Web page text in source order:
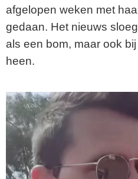
afgelopen weken met
gedaan. Het nieuws
als een bom, maar ook
heen.